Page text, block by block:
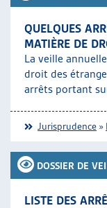
QUELQUES
MATIÈRE DE
La veille
droit des
arrêts portant
Jurisprudence »
DOSSIER DE
LISTE DES